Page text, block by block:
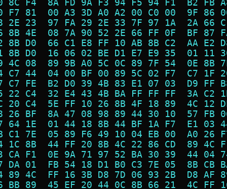
8C F4  8A FD 9A F3 94 F5 94 F1  B2
F7 81  00 A3 3D A0 A2 00 C0 00  9F
2E 23  97 FA 29 2E 33 7F 97 1A  2A
8B 4E  08 7A 90 52 2E 66 FF 0F  BF
8B D0  66 C1 E8 FF 10 AB 8B C2  AA
8B D0  16 06 02 BE D1 E7 E9 35  01
4C 08  89 9B A0 5C 0C 89 7F 54  0E
C7 44  04 00 BF 00 89 5C 02 F7  C7
C7 FE  B2 D0 39 4B 83 E1 07 03  D9
22 C4  32 E4 43 4B BA FF FF FF  3A
20 C4  5E FF 10 26 8B 4F 18 89  4C
26 BF  8A 47 08 98 89 44 30 10  57
64 1E  01 44 18 8B 44 BF 1A F7  E1
C1 7E  05 89 F6 49 10 04 EB 00  A0
1C 8B  44 FF 20 8B 4C 22 86 CD  89
CA F1  0E 9A 71 97 52 BA 30 39  44
DA 01  FB 54 18 D1 B0 C3 7E 05  8B
89 4C  FF 16 3B D8 7D 06 93 2B  D8
BB 89  45 EF 20 44 0C 8B 66 21  4C